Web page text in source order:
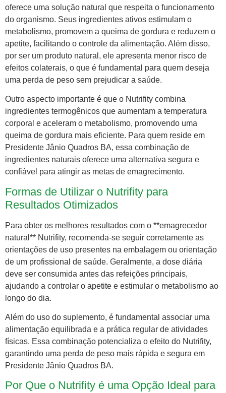
oferece uma solução natural que respeita o funcionamento
do organismo. Seus ingredientes ativos estimulam o
metabolismo, promovem a queima de gordura e reduzem o
apetite, facilitando o controle da alimentação. Além disso,
por ser um produto natural, ele apresenta menor risco de
efeitos colaterais, o que é fundamental para quem deseja
uma perda de peso sem prejudicar a saúde.
Outro aspecto importante é que o Nutrifity combina
ingredientes termogênicos que aumentam a temperatura
corporal e aceleram o metabolismo, promovendo uma
queima de gordura mais eficiente. Para quem reside em
Presidente Jânio Quadros BA, essa combinação de
ingredientes naturais oferece uma alternativa segura e
confiável para atingir as metas de emagrecimento.
Formas de Utilizar o Nutrifity para
Resultados Otimizados
Para obter os melhores resultados com o **emagrecedor
natural** Nutrifity, recomenda-se seguir corretamente as
orientações de uso presentes na embalagem ou orientação
de um profissional de saúde. Geralmente, a dose diária
deve ser consumida antes das refeições principais,
ajudando a controlar o apetite e estimular o metabolismo ao
longo do dia.
Além do uso do suplemento, é fundamental associar uma
alimentação equilibrada e a prática regular de atividades
físicas. Essa combinação potencializa o efeito do Nutrifity,
garantindo uma perda de peso mais rápida e segura em
Presidente Jânio Quadros BA.
Por Que o Nutrifity é uma Opção Ideal para